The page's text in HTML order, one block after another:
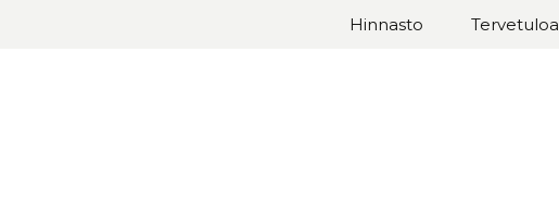
Hinnasto Tervetuloa